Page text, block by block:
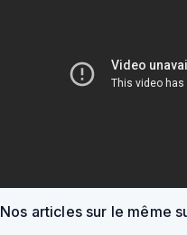
Nos articles sur le même